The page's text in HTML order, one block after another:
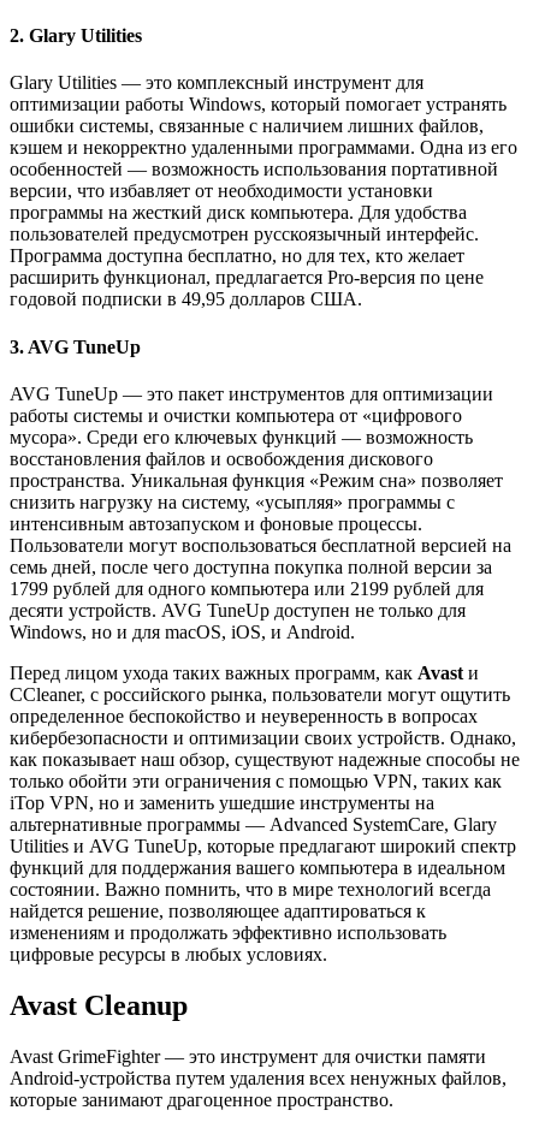
2. Glary Utilities
Glary Utilities — это комплексный инструмент для
оптимизации работы Windows, который помогает устранять
ошибки системы, связанные с наличием лишних файлов,
кэшем и некорректно удаленными программами. Одна из его
особенностей — возможность использования портативной
версии, что избавляет от необходимости установки
программы на жесткий диск компьютера. Для удобства
пользователей предусмотрен русскоязычный интерфейс.
Программа доступна бесплатно, но для тех, кто желает
расширить функционал, предлагается Pro-версия по цене
годовой подписки в 49,95 долларов США.
3. AVG TuneUp
AVG TuneUp — это пакет инструментов для оптимизации
работы системы и очистки компьютера от «цифрового
мусора». Среди его ключевых функций — возможность
восстановления файлов и освобождения дискового
пространства. Уникальная функция «Режим сна» позволяет
снизить нагрузку на систему, «усыпляя» программы с
интенсивным автозапуском и фоновые процессы.
Пользователи могут воспользоваться бесплатной версией на
семь дней, после чего доступна покупка полной версии за
1799 рублей для одного компьютера или 2199 рублей для
десяти устройств. AVG TuneUp доступен не только для
Windows, но и для macOS, iOS, и Android.
Перед лицом ухода таких важных программ, как Avast и
CCleaner, с российского рынка, пользователи могут ощутить
определенное беспокойство и неуверенность в вопросах
кибербезопасности и оптимизации своих устройств. Однако,
как показывает наш обзор, существуют надежные способы не
только обойти эти ограничения с помощью VPN, таких как
iTop VPN, но и заменить ушедшие инструменты на
альтернативные программы — Advanced SystemCare, Glary
Utilities и AVG TuneUp, которые предлагают широкий спектр
функций для поддержания вашего компьютера в идеальном
состоянии. Важно помнить, что в мире технологий всегда
найдется решение, позволяющее адаптироваться к
изменениям и продолжать эффективно использовать
цифровые ресурсы в любых условиях.
Avast Cleanup
Avast GrimeFighter — это инструмент для очистки памяти
Android-устройства путем удаления всех ненужных файлов,
которые занимают драгоценное пространство.